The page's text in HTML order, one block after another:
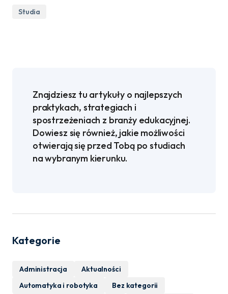
Studia
Znajdziesz tu artykuły o najlepszych
praktykach, strategiach i
spostrzeżeniach z branży edukacyjnej.
Dowiesz się również, jakie możliwości
otwierają się przed Tobą po studiach
na wybranym kierunku.
Kategorie
Administracja
Aktualności
Automatyka i robotyka
Bez kategorii